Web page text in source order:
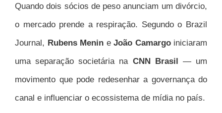
Quando dois sócios de peso anunciam um divórcio,
o mercado prende a respiração. Segundo o Brazil
Journal, Rubens Menin e João Camargoiniciaram
uma separação societária na CNN Brasil — um
movimento que pode redesenhar a governança do
canal e influenciar o ecossistema de mídia no país.